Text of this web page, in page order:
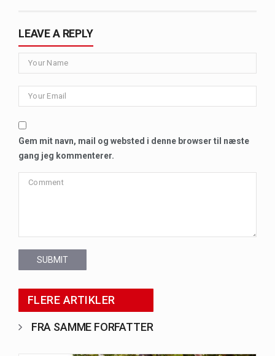
LEAVE A REPLY
Gem mit navn, mail og websted i denne browser til næste
gang jeg kommenterer.
SUBMIT
FLERE ARTIKLER
FRA SAMME FORFATTER